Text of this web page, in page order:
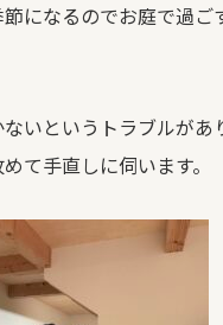
になるのでお庭で過ご
いというトラブルがあ
て手直しに伺います。